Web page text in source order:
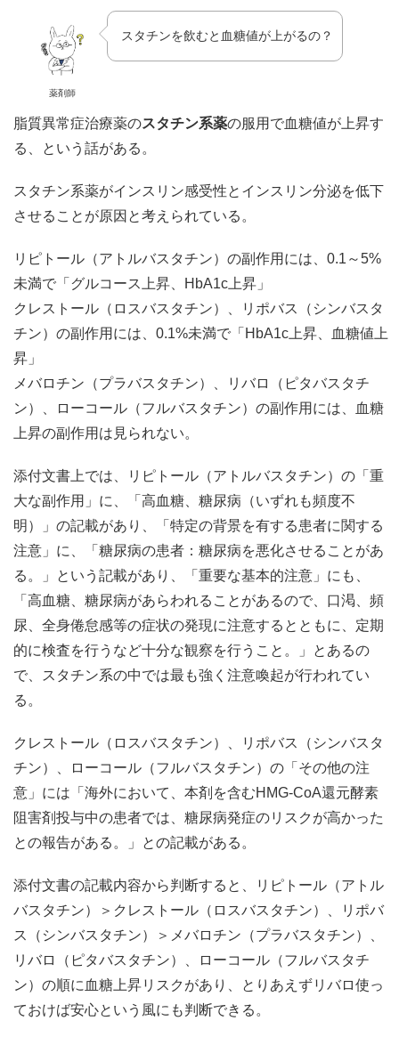
薬剤師
スタチンを飲むと血糖値が上がるの？
脂質異常症治療薬のスタチン系薬の服用で血糖値が上昇す
る、という話がある。
スタチン系薬がインスリン感受性とインスリン分泌を低下
させることが原因と考えられている。
リピトール（アトルバスタチン）の副作用には、0.1～5%
未満で「グルコース上昇、HbA1c上昇」
クレストール（ロスバスタチン）、リポバス（シンバスタ
チン）の副作用には、0.1%未満で「HbA1c上昇、血糖値上
昇」
メバロチン（プラバスタチン）、リバロ（ピタバスタチ
ン）、ローコール（フルバスタチン）の副作用には、血糖
上昇の副作用は見られない。
添付文書上では、リピトール（アトルバスタチン）の「重
大な副作用」に、「高血糖、糖尿病（いずれも頻度不
明）」の記載があり、「特定の背景を有する患者に関する
注意」に、「糖尿病の患者：糖尿病を悪化させることがあ
る。」という記載があり、「重要な基本的注意」にも、
「高血糖、糖尿病があらわれることがあるので、口渇、頻
尿、全身倦怠感等の症状の発現に注意するとともに、定期
的に検査を行うなど十分な観察を行うこと。」とあるの
で、スタチン系の中では最も強く注意喚起が行われてい
る。
クレストール（ロスバスタチン）、リポバス（シンバスタ
チン）、ローコール（フルバスタチン）の「その他の注
意」には「海外において、本剤を含むHMG-CoA還元酵素
阻害剤投与中の患者では、糖尿病発症のリスクが高かった
との報告がある。」との記載がある。
添付文書の記載内容から判断すると、リピトール（アトル
バスタチン）＞クレストール（ロスバスタチン）、リポバ
ス（シンバスタチン）＞メバロチン（プラバスタチン）、
リバロ（ピタバスタチン）、ローコール（フルバスタチ
ン）の順に血糖上昇リスクがあり、とりあえずリバロ使っ
ておけば安心という風にも判断できる。